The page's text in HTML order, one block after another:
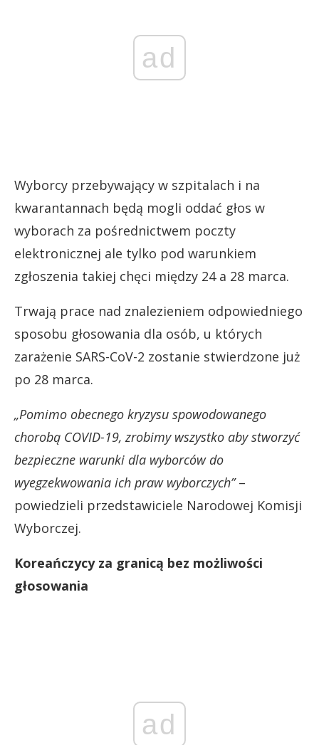
ad
Wyborcy przebywający w szpitalach i na
kwarantannach będą mogli oddać głos w
wyborach za pośrednictwem poczty
elektronicznej ale tylko pod warunkiem
zgłoszenia takiej chęci między 24 a 28 marca.
Trwają prace nad znalezieniem odpowiedniego
sposobu głosowania dla osób, u których
zarażenie SARS-CoV-2 zostanie stwierdzone już
po 28 marca.
„Pomimo obecnego kryzysu spowodowanego
chorobą COVID-19, zrobimy wszystko aby stworzyć
bezpieczne warunki dla wyborców do
wyegzekwowania ich praw wyborczych”–
powiedzieli przedstawiciele Narodowej Komisji
Wyborczej.
Koreańczycy za granicą bez możliwości
głosowania
ad